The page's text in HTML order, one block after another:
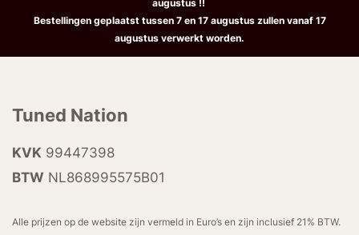
augustus !!
Bestellingen geplaatst tussen 7 en 17 augustus zullen vanaf 17
augustus verwerkt worden.
Tuned Nation
KVK 99447398
BTW NL868995575B01
Alle prijzen op de website zijn vermeld in Euro’s en zijn inclusief 21% BTW.